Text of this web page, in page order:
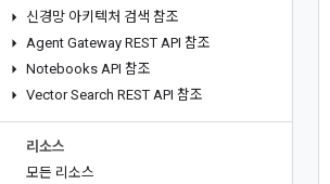
신경망 아키텍처 검색 참조
Agent Gateway REST API 참조
Notebooks API 참조
Vector Search REST API 참조
리소스
모든 리소스